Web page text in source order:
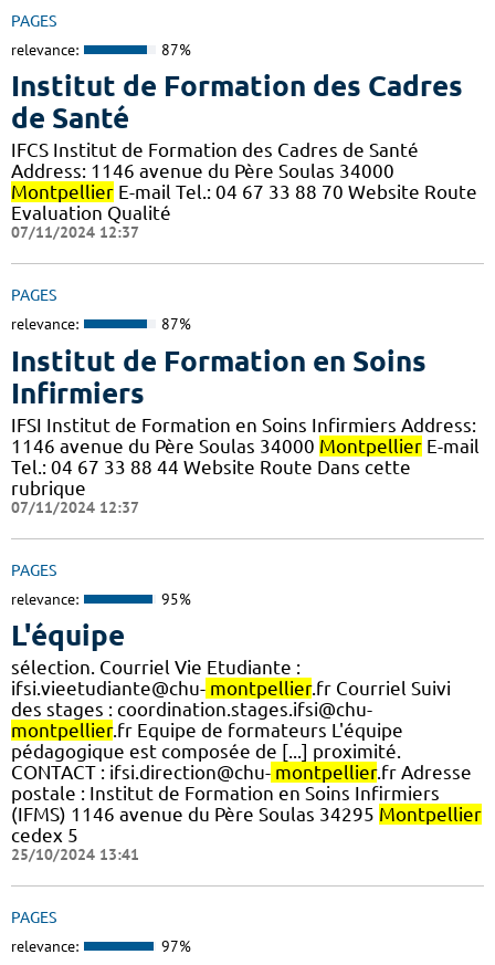
PAGES
relevance: 87%
Institut de Formation des Cadres
de Santé
IFCS Institut de Formation des Cadres de Santé
Address: 1146 avenue du Père Soulas 34000
Montpellier E-mail Tel.: 04 67 33 88 70 Website Route
Evaluation Qualité
07/11/2024 12:37
PAGES
relevance: 87%
Institut de Formation en Soins
Infirmiers
IFSI Institut de Formation en Soins Infirmiers Address:
1146 avenue du Père Soulas 34000 Montpellier E-mail
Tel.: 04 67 33 88 44 Website Route Dans cette
rubrique
07/11/2024 12:37
PAGES
relevance: 95%
L'équipe
sélection. Courriel Vie Etudiante :
ifsi.vieetudiante@chu- montpellier.fr Courriel Suivi
des stages : coordination.stages.ifsi@chu-
montpellier.fr Equipe de formateurs L'équipe
pédagogique est composée de [...] proximité.
CONTACT : ifsi.direction@chu- montpellier.fr Adresse
postale : Institut de Formation en Soins Infirmiers
(IFMS) 1146 avenue du Père Soulas 34295 Montpellier
cedex 5
25/10/2024 13:41
PAGES
relevance: 97%